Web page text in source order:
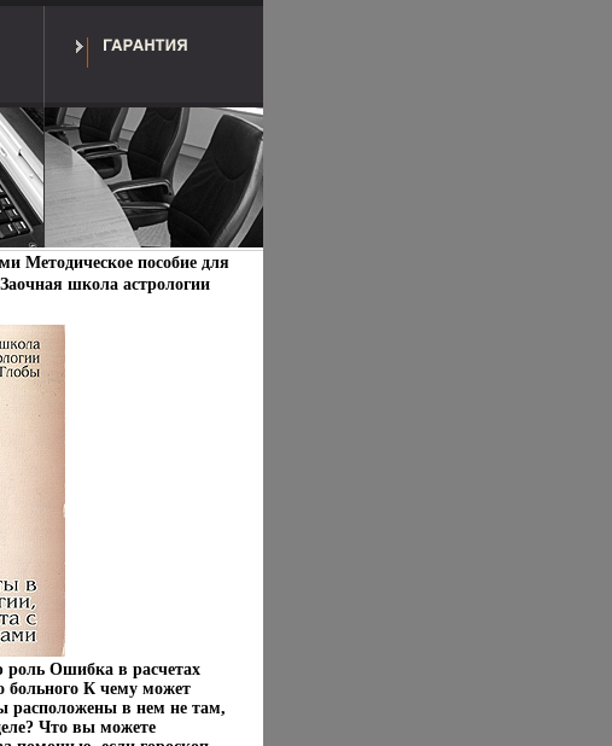
Методическое пособие для
школа астрологии
Ошибка в расчетах
больного К чему может
расположены в нем не там,
Что вы можете